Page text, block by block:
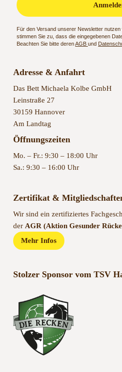
Für den Versand unserer Newsletter
stimmen Sie zu, dass die eingegebenen
Beachten Sie bitte derenAGB und
Adresse & Anfahrt
Das Bett Michaela Kolbe GmbH
Leinstraße 27
30159 Hannover
Am Landtag
Öffnungszeiten
Mo. – Fr.: 9:30 – 18:00 Uhr
Sa.: 9:30 – 16:00 Uhr
Zertifikat &
Wir sind ein zertifiziertes
der AGR (Aktion Gesunder
Mehr Infos
Stolzer Sponsor vom TSV